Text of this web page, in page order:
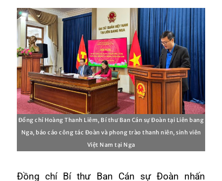
Đồng chí Hoàng Thanh Liêm, Bí thư Ban Cán sự Đoàn tại Liên bang
Nga, báo cáo công tác Đoàn và phong trào thanh niên, sinh viên
Việt Nam tại Nga
Đồng chí Bí thư Ban Cán sự Đoàn nhấn